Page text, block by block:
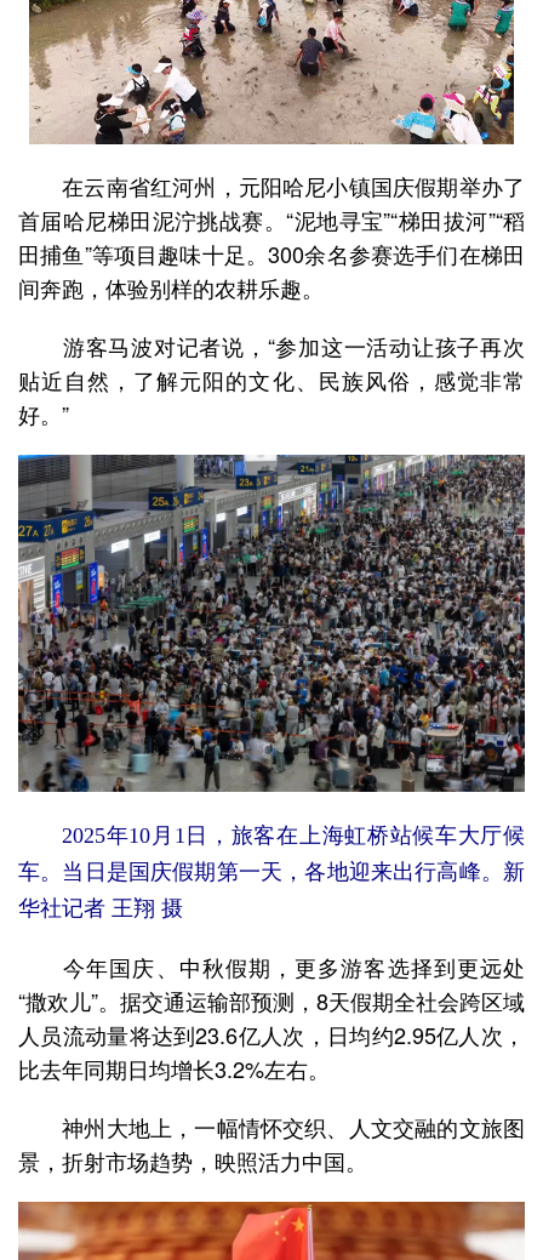
在云南省红河州，元阳哈尼小镇国庆假期举办了
首届哈尼梯田泥泞挑战赛。“泥地寻宝”“梯田拔河”“稻
田捕鱼”等项目趣味十足。300余名参赛选手们在梯田
间奔跑，体验别样的农耕乐趣。
游客马波对记者说，“参加这一活动让孩子再次
贴近自然，了解元阳的文化、民族风俗，感觉非常
好。”
2025年10月1日，旅客在上海虹桥站候车大厅候
车。当日是国庆假期第一天，各地迎来出行高峰。新
华社记者 王翔 摄
今年国庆、中秋假期，更多游客选择到更远处
“撒欢儿”。据交通运输部预测，8天假期全社会跨区域
人员流动量将达到23.6亿人次，日均约2.95亿人次，
比去年同期日均增长3.2%左右。
神州大地上，一幅情怀交织、人文交融的文旅图
景，折射市场趋势，映照活力中国。